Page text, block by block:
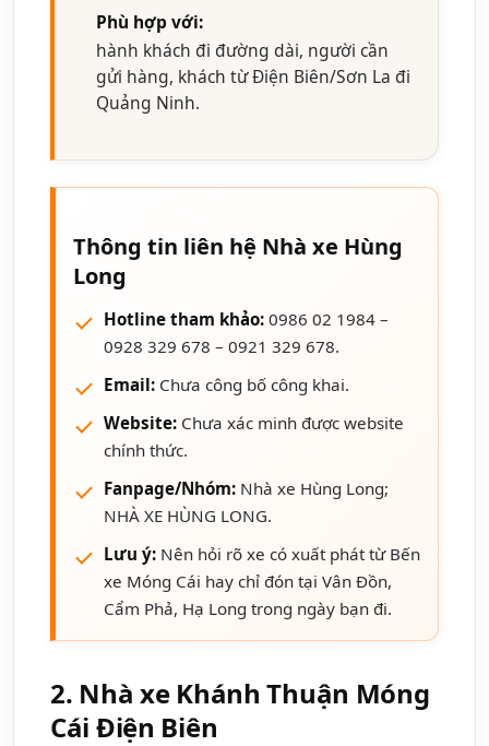
Phù hợp với:
hành khách đi đường dài, người cần
gửi hàng, khách từ Điện Biên/Sơn La đi
Quảng Ninh.
Thông tin liên hệ Nhà xe Hùng
Long
Hotline tham khảo: 0986 02 1984 –
0928 329 678 – 0921 329 678.
Email: Chưa công bố công khai.
Website: Chưa xác minh được website
chính thức.
Fanpage/Nhóm: Nhà xe Hùng Long;
NHÀ XE HÙNG LONG.
Lưu ý: Nên hỏi rõ xe có xuất phát từ Bến
xe Móng Cái hay chỉ đón tại Vân Đồn,
Cẩm Phả, Hạ Long trong ngày bạn đi.
2. Nhà xe Khánh Thuận Móng
Cái Điện Biên